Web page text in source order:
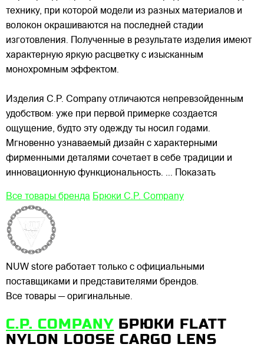
технику, при которой модели из разных материалов и
волокон окрашиваются на последней стадии
изготовления. Полученные в результате изделия имеют
характерную яркую расцветку с изысканным
монохромным эффектом.
Изделия C.P. Company отличаются непревзойденным
удобством: уже при первой примерке создается
ощущение, будто эту одежду ты носил годами.
Мгновенно узнаваемый дизайн с характерными
фирменными деталями сочетает в себе традиции и
инновационную функциональность. ... Показать
Все товары бренда Брюки C.P. Company
NUW store работает только с официальными
поставщиками и представителями брендов.
Все товары — оригинальные.
C.P. COMPANY БРЮКИ FLATT
NYLON LOOSE CARGO LENS